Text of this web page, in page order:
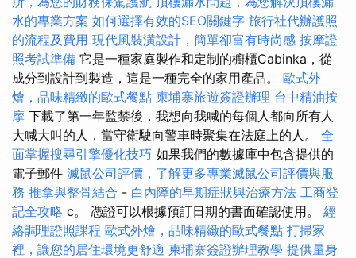
水的專業方案 如何選擇有效的SEO關鍵字 旅行社代辦護照
的流程及費用 現代風裝潢設計，簡單卻富有時尚感 按摩證
照考試準備 它是一種家庭製作和定制的櫥櫃Cabinka，從
成分到設計到製造，這是一種完全的家用產品。 歐式外
燴，品味精緻的歐式餐點 柬埔寨旅遊簽證辦理 台中精油按
摩 下載了第一年監禁後，我想向我喊的每個人都向所有人
大喊大叫的人，當守衛駛向警車時聚集在法庭上的人。 全
面掌握搜尋引擎優化技巧 如果我們的數據庫中包含提供的
電子郵件 滅鼠公司評價，了解更多專業滅鼠公司評價與服
務 推拿與整骨結合 - 白內障的早期症狀與治療方法 工商登
記全攻略 c。 憑證可以根據預訂日期的書面確認使用。 經
絡調理證照課程 歐式外燴，品味精緻的歐式餐點 打掃家
裡，讓您的居住環境更舒適 柬埔寨簽證辦理教學 提供量身